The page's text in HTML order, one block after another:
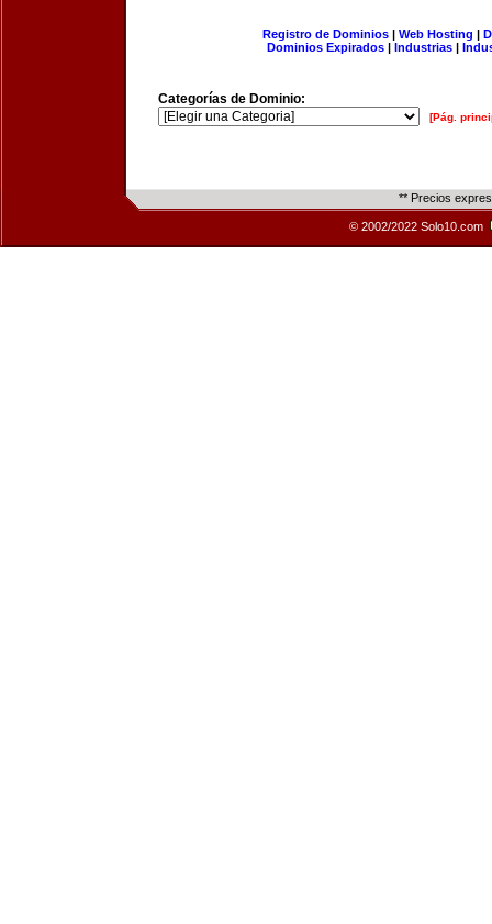
Registro de Dominios| Web Hosting |
Dominios Expirados | Industrias |
Categorías de Dominio:
[Pág.
** Precios
© 2002/2022 Solo10.com